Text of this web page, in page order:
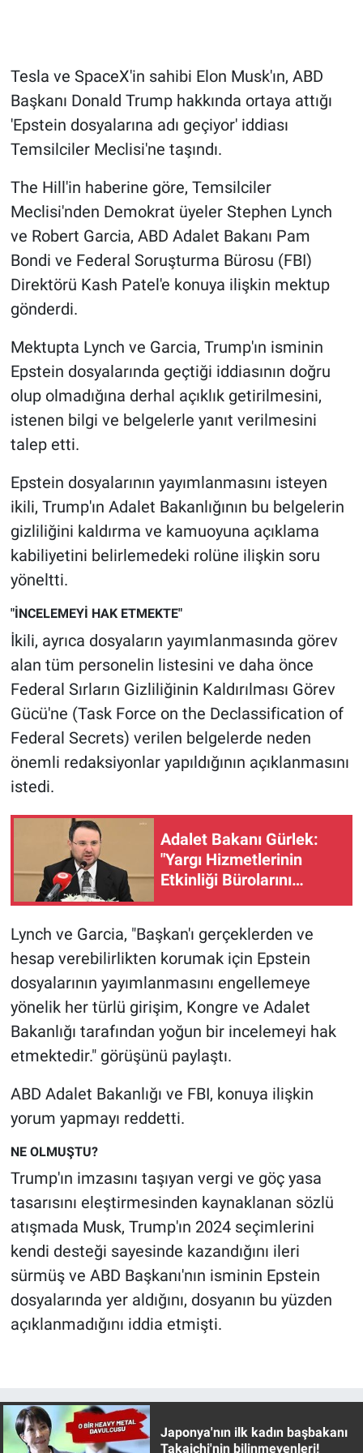
Tesla ve SpaceX'in sahibi Elon Musk'ın, ABD
Başkanı Donald Trump hakkında ortaya attığı
'Epstein dosyalarına adı geçiyor' iddiası
Temsilciler Meclisi'ne taşındı.
The Hill'in haberine göre, Temsilciler
Meclisi'nden Demokrat üyeler Stephen Lynch
ve Robert Garcia, ABD Adalet Bakanı Pam
Bondi ve Federal Soruşturma Bürosu (FBI)
Direktörü Kash Patel'e konuya ilişkin mektup
gönderdi.
Mektupta Lynch ve Garcia, Trump'ın isminin
Epstein dosyalarında geçtiği iddiasının doğru
olup olmadığına derhal açıklık getirilmesini,
istenen bilgi ve belgelerle yanıt verilmesini
talep etti.
Epstein dosyalarının yayımlanmasını isteyen
ikili, Trump'ın Adalet Bakanlığının bu belgelerin
gizliliğini kaldırma ve kamuoyuna açıklama
kabiliyetini belirlemedeki rolüne ilişkin soru
yöneltti.
"İNCELEMEYİ HAK ETMEKTE"
İkili, ayrıca dosyaların yayımlanmasında görev
alan tüm personelin listesini ve daha önce
Federal Sırların Gizliliğinin Kaldırılması Görev
Gücü'ne (Task Force on the Declassification of
Federal Secrets) verilen belgelerde neden
önemli redaksiyonlar yapıldığının açıklanmasını
istedi.
Adalet Bakanı Gürlek:
"Yargı Hizmetlerinin
Etkinliği Bürolarını
Lynch ve Garcia, "Başkan'ı gerçeklerden ve
hesap verebilirlikten korumak için Epstein
dosyalarının yayımlanmasını engellemeye
yönelik her türlü girişim, Kongre ve Adalet
Bakanlığı tarafından yoğun bir incelemeyi hak
etmektedir." görüşünü paylaştı.
ABD Adalet Bakanlığı ve FBI, konuya ilişkin
yorum yapmayı reddetti.
NE OLMUŞTU?
Trump'ın imzasını taşıyan vergi ve göç yasa
tasarısını eleştirmesinden kaynaklanan sözlü
atışmada Musk, Trump'ın 2024 seçimlerini
kendi desteği sayesinde kazandığını ileri
sürmüş ve ABD Başkanı'nın isminin Epstein
dosyalarında yer aldığını, dosyanın bu yüzden
açıklanmadığını iddia etmişti.
Japonya'nın ilk kadın başbakanı
Takaichi'nin bilinmeyenleri!
Günün görüntüsü
Haber
Kimdir
Koronavirüs
Kültür Sanat
Nedir
Popüler
Programlar
Sağlık
Spor
Teknoloji
Türkiye'nin Geleceği
Türkiye'nin Gündemi
Yerel Gündem
Yerel Yaşam
Canlı Yayın